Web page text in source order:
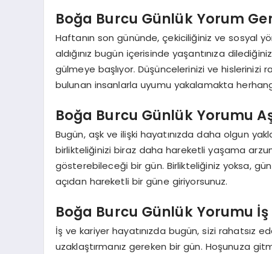
Boğa Burcu Günlük Yorum
Haftanın son gününde, çekiciliğiniz ve sosyal
aldığınız bugün içerisinde yaşantınıza
gülmeye başlıyor. Düşüncelerinizi ve hislerinizi
bulunan insanlarla uyumu yakalamakta
Boğa Burcu Günlük Yorumu
Bugün, aşk ve ilişki hayatınızda daha olgun
birlikteliğinizi biraz daha hareketli yaşama
gösterebileceği bir gün. Birlikteliğiniz yoksa,
açıdan hareketli bir güne giriyorsunuz.
Boğa Burcu Günlük Yorumu
İş ve kariyer hayatınızda bugün, sizi rahatsız
uzaklaştırmanız gereken bir gün. Hoşunuza